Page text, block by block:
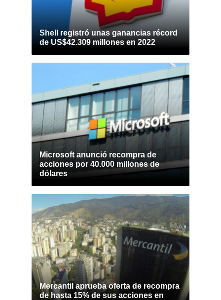
Shell registró unas ganancias récord
de US$42.309 millones en 2022
Microsoft anunció recompra de
acciones por 40.000 millones de
dólares
Mercantil aprueba oferta de recompra
de hasta 15% de sus acciones en